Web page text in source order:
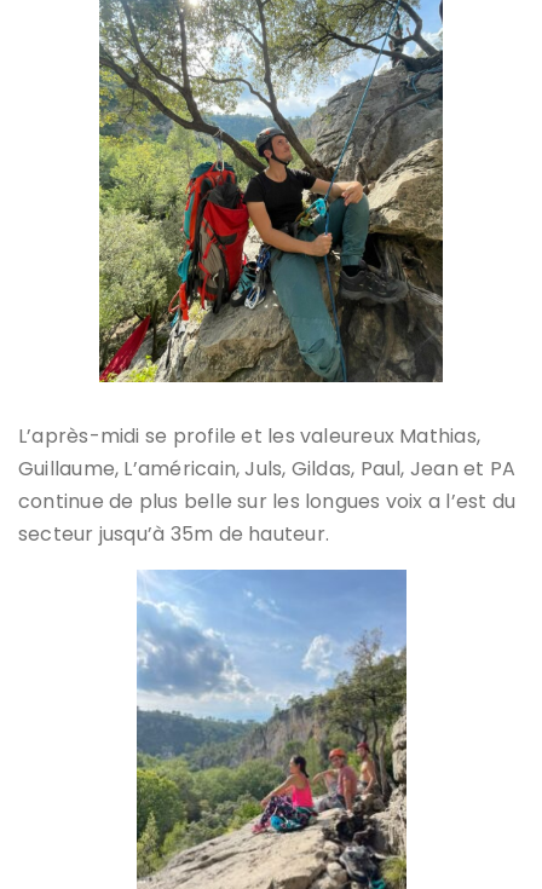
L’après-midi se profile et les valeureux Mathias,
Guillaume, L’américain, Juls, Gildas, Paul, Jean et PA
continue de plus belle sur les longues voix a l’est du
secteur jusqu’à 35m de hauteur.